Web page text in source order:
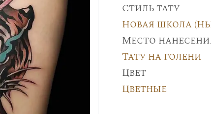
Стиль тату
Новая школа
Место
Тату на голени
Цвет
Цветные